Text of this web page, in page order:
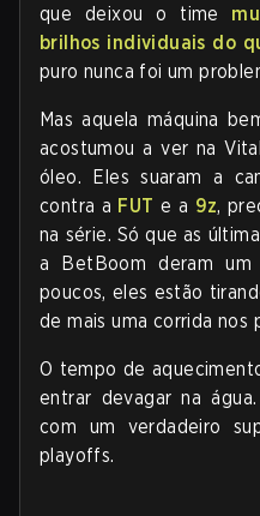
que deixou o time
brilhos individuais do
puro nunca foi um
Mas aquela máquina
acostumou a ver na
óleo. Eles suaram a
contra a FUT e a 9z,
na série. Só que as
a BetBoom deram um
poucos, eles estão
de mais uma corrida nos
O tempo de
entrar devagar na
com um verdadeiro
playoffs.